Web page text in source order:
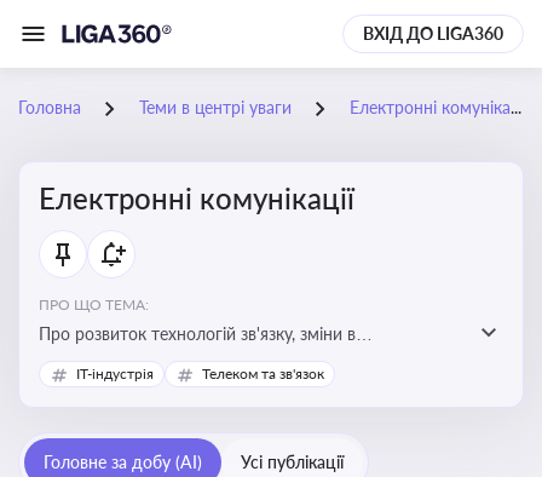
ВХІД ДО LIGA360
Головна Теми в центрі уваги Електронні комунікації
Електронні комунікації
ПРО ЩО ТЕМА:
Про розвиток технологій зв'язку, зміни в
законодавстві, регулювання ринку телекомунікацій,
інновації в сфері мобільних та інтернет-послуг
IT-індустрія Телеком та зв'язок
Головне за добу (AI) Усі публікації